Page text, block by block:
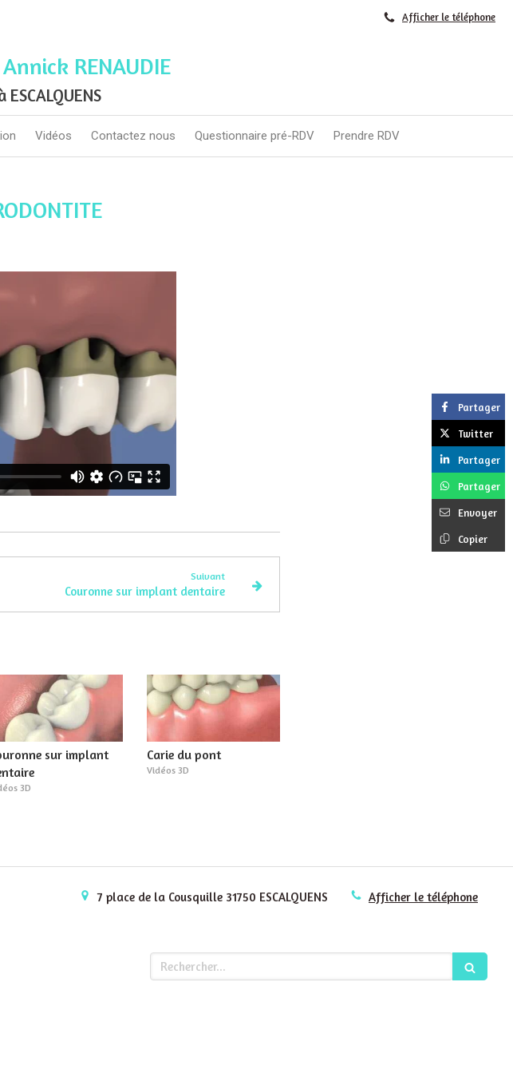
Afficher le téléphone
RENAUDIE
Vidéos Contactez nous Questionnaire pré-RDV Prendre RDV
Suivant
Couronne sur implant dentaire
sur implant
3D
Carie du pont
Vidéos 3D
Partager
Twitter
Partager
Partager
Envoyer
Copier
7 place de la Cousquille 31750 ESCALQUENS Afficher le téléphone
Rechercher